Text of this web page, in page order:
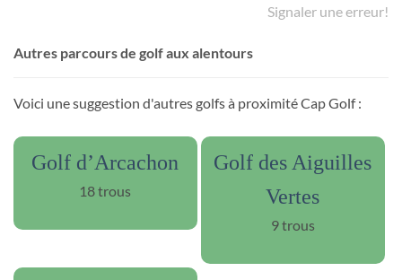
Signaler une erreur!
Autres parcours de golf aux alentours
Voici une suggestion d'autres golfs à proximité Cap Golf :
Golf d’Arcachon
18 trous
Golf des Aiguilles
Vertes
9 trous